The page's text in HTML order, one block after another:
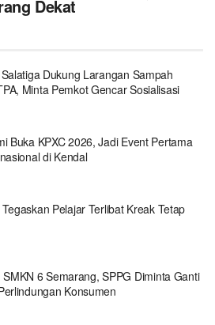
Dekat
Dukung Larangan Sampah
Minta Pemkot Gencar Sosialisasi
Buka KPXC 2026, Jadi Event Pertama
di Kendal
Pelajar Terlibat Kreak Tetap
6 Semarang, SPPG Diminta Ganti
Konsumen